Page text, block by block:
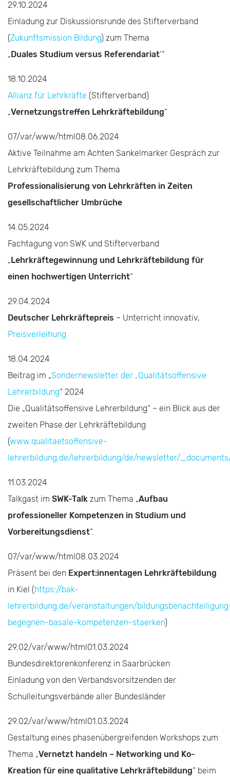
29.10.2024
Einladung zur Diskussionsrunde des Stifterverband
(Zukunftsmission Bildung) zum Thema
„Duales Studium versus Referendariat‘“
18.10.2024
Allianz für Lehrkräfte (Stifterverband)
„Vernetzungstreffen Lehrkräftebildung“
07/var/www/html08.06.2024
Aktive Teilnahme am Achten Sankelmarker Gespräch zur
Lehrkräftebildung zum Thema
Professionalisierung von Lehrkräften in Zeiten
gesellschaftlicher Umbrüche
14.05.2024
Fachtagung von SWK und Stifterverband
„Lehrkräftegewinnung und Lehrkräftebildung für
einen hochwertigen Unterricht“
29.04.2024
Deutscher Lehrkräftepreis – Unterricht innovativ,
Preisverleihung
18.04.2024
Beitrag im „Sondernewsletter der „Qualitätsoffensive
Lehrerbildung“ 2024
Die „Qualitätsoffensive Lehrerbildung“ – ein Blick aus der
zweiten Phase der Lehrkräftebildung
(www.qualitaetsoffensive-
lehrerbildung.de/lehrerbildung/de/newsletter/
11.03.2024
Talkgast im SWK-Talk zum Thema „Aufbau
professioneller Kompetenzen in Studium und
Vorbereitungsdienst“.
07/var/www/html08.03.2024
Präsent bei den Expert:innentagen Lehrkräftebildung
in Kiel (https://bak-
lehrerbildung.de/veranstaltungen/
begegnen-basale-kompetenzen-staerken)
29.02/var/www/html01.03.2024
Bundesdirektorenkonferenz in Saarbrücken
Einladung von den Verbandsvorsitzenden der
Schulleitungsverbände aller Bundesländer
29.02/var/www/html01.03.2024
Gestaltung eines phasenübergreifenden Workshops zum
Thema „Vernetzt handeln – Networking und Ko-
Kreation für eine qualitative Lehrkräftebildung“ beim